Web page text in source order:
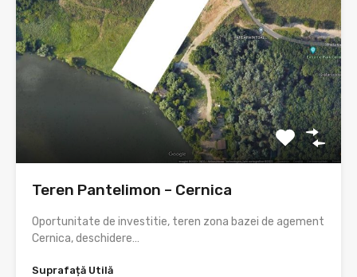
Teren Pantelimon – Cernica
Oportunitate de investitie, teren zona bazei de agement
Cernica, deschidere…
Suprafață Utilă